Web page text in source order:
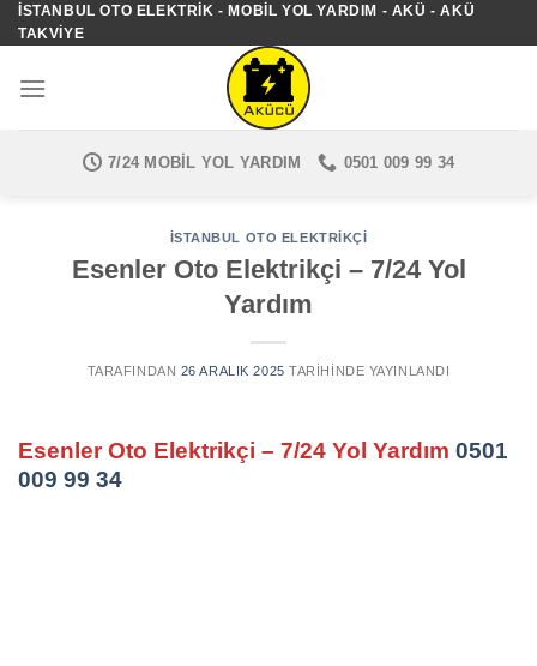
İçeriğe
atla
İSTANBUL OTO ELEKTRIK - MOBIL YOL YARDIM - AKÜ - AKÜ
TAKVIYE
7/24 MOBIL YOL YARDIM 0501 009 99 34
İSTANBUL OTO ELEKTRIKÇI
Esenler Oto Elektrikçi – 7/24 Yol
Yardım
TARAFINDAN 26 ARALIK 2025 TARIHINDE YAYINLANDI
Esenler Oto Elektrikçi – 7/24 Yol Yardım 0501
009 99 34